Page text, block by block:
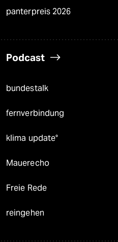
panterpreis 2026
Podcast
bundestalk
fernverbindung
klima update°
Mauerecho
Freie Rede
reingehen